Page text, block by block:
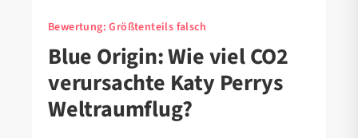
Bewertung:Größtenteils falsch
Blue Origin: Wie viel CO2
verursachte Katy Perrys
Weltraumflug?